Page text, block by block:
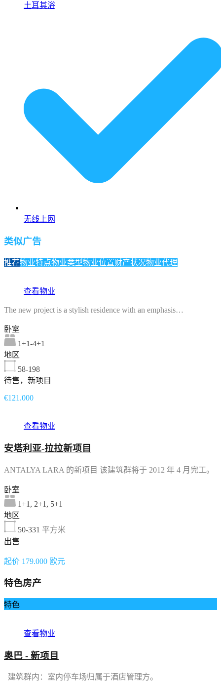
土耳其浴
无线上网
类似广告
推荐物业特点物业类型物业位置财产状况物业代理
查看物业
The new project is a stylish residence with an emphasis…
卧室
1+1-4+1
地区
58-198
待售，新项目
€121.000
查看物业
安塔利亚-拉拉新项目
ANTALYA LARA 的新项目 该建筑群将于 2012 年 4 月完工。
卧室
1+1, 2+1, 5+1
地区
50-331 平方米
出售
起价 179.000 欧元
特色房产
特色
查看物业
奥巴 - 新项目
建筑群内：室内停车场归属于酒店管理方。